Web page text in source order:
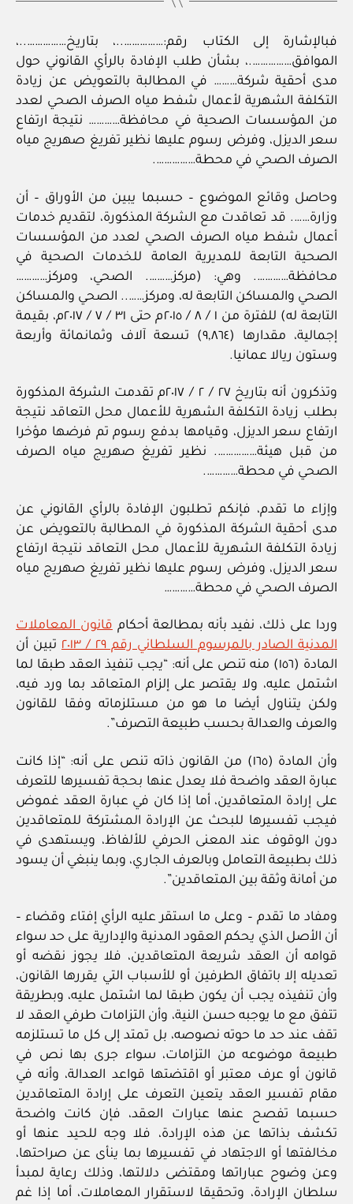
فبالإشارة إلى الكتاب رقم:……………..، بتاريخ……………..،
الموافق…………….، بشأن طلب الإفادة بالرأي القانوني حول
مدى أحقية شركة……… في المطالبة بالتعويض عن زيادة
التكلفة الشهرية لأعمال شفط مياه الصرف الصحي لعدد
من المؤسسات الصحية في محافظة………… نتيجة ارتفاع
سعر الديزل، وفرض رسوم عليها نظير تفريغ صهريج مياه
الصرف الصحي في محطة…………….
وحاصل وقائع الموضوع – حسبما يبين من الأوراق – أن
وزارة……. قد تعاقدت مع الشركة المذكورة، لتقديم خدمات
أعمال شفط مياه الصرف الصحي لعدد من المؤسسات
الصحية التابعة للمديرية العامة للخدمات الصحية في
محافظة…………. وهي: (مركز………. الصحي، ومركز…………
الصحي والمساكن التابعة له، ومركز…….. الصحي والمساكن
التابعة له) للفترة من ١ / ٨ / ٢٠١٥م حتى ٣١ / ٧ / ٢٠١٧م، بقيمة
إجمالية، مقدارها (٩,٨٦٤) تسعة آلاف وثمانمائة وأربعة
وستون ريالا عمانيا.
وتذكرون أنه بتاريخ ٢٧ / ٢ / ٢٠١٧م تقدمت الشركة المذكورة
بطلب زيادة التكلفة الشهرية للأعمال محل التعاقد نتيجة
ارتفاع سعر الديزل، وقيامها بدفع رسوم تم فرضها مؤخرا
من قبل هيئة……………. نظير تفريغ صهريج مياه الصرف
الصحي في محطة………….
وإزاء ما تقدم، فإنكم تطلبون الإفادة بالرأي القانوني عن
مدى أحقية الشركة المذكورة في المطالبة بالتعويض عن
زيادة التكلفة الشهرية للأعمال محل التعاقد نتيجة ارتفاع
سعر الديزل، وفرض رسوم عليها نظير تفريغ صهريج مياه
الصرف الصحي في محطة…………
وردا على ذلك، نفيد بأنه بمطالعة أحكامقانون المعاملات
المدنية الصادر بالمرسوم السلطاني رقم ٢٩ / ٢٠١٣
تبين أن
المادة (١٥٦) منه تنص على أنه: “يجب تنفيذ العقد طبقا لما
اشتمل عليه، ولا يقتصر على إلزام المتعاقد بما ورد فيه،
ولكن يتناول أيضا ما هو من مستلزماته وفقا للقانون
والعرف والعدالة بحسب طبيعة التصرف”.
وأن المادة (١٦٥) من القانون ذاته تنص على أنه: “إذا كانت
عبارة العقد واضحة فلا يعدل عنها بحجة تفسيرها للتعرف
على إرادة المتعاقدين، أما إذا كان في عبارة العقد غموض
فيجب تفسيرها للبحث عن الإرادة المشتركة للمتعاقدين
دون الوقوف عند المعنى الحرفي للألفاظ، ويستهدى في
ذلك بطبيعة التعامل وبالعرف الجاري، وبما ينبغي أن يسود
من أمانة وثقة بين المتعاقدين”.
ومفاد ما تقدم – وعلى ما استقر عليه الرأي إفتاء وقضاء –
أن الأصل الذي يحكم العقود المدنية والإدارية على حد سواء
قوامه أن العقد شريعة المتعاقدين، فلا يجوز نقضه أو
تعديله إلا باتفاق الطرفين أو للأسباب التي يقررها القانون،
وأن تنفيذه يجب أن يكون طبقا لما اشتمل عليه، وبطريقة
تتفق مع ما يوجبه حسن النية، وأن التزامات طرفي العقد لا
تقف عند حد ما حوته نصوصه، بل تمتد إلى كل ما تستلزمه
طبيعة موضوعه من التزامات، سواء جرى بها نص في
قانون أو عرف معتبر أو اقتضتها قواعد العدالة، وأنه في
مقام تفسير العقد يتعين التعرف على إرادة المتعاقدين
حسبما تفصح عنها عبارات العقد، فإن كانت واضحة
تكشف بذاتها عن هذه الإرادة، فلا وجه للحيد عنها أو
مخالفتها أو الاجتهاد في تفسيرها بما ينأى عن صراحتها،
وعن وضوح عباراتها ومقتضى دلالتها، وذلك رعاية لمبدأ
سلطان الإرادة، وتحقيقا لاستقرار المعاملات، أما إذا غم